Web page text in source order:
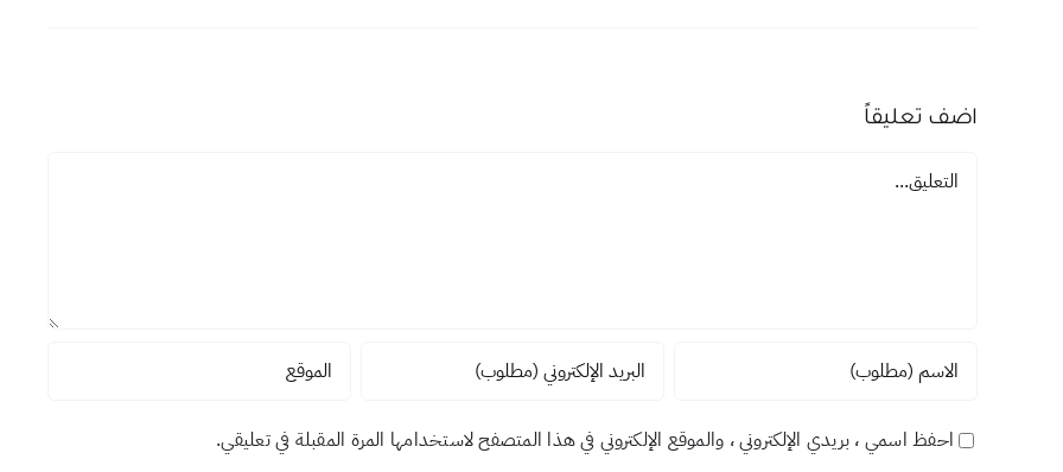
اضف تعليقاً
تعليق
احفظ اسمي ، بريدي الإلكتروني ، والموقع الإلكتروني في هذا المتصفح لاستخدامها المرة المقبلة في تعليقي.